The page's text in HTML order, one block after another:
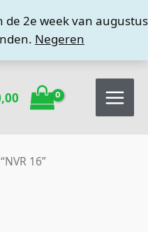
de 2e week van augustus
Negeren
16”